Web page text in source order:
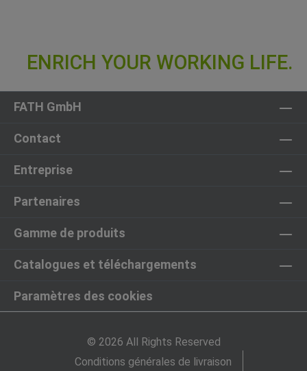
FATH GmbH
Contact
Entreprise
Partenaires
Gamme de produits
Catalogues et téléchargements
Paramètres des cookies
© 2026 All Rights Reserved
Conditions générales de livraison